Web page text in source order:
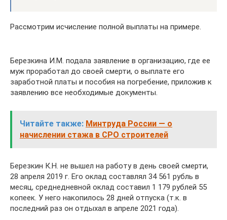
Рассмотрим исчисление полной выплаты на примере.
Березкина И.М. подала заявление в организацию, где ее
муж проработал до своей смерти, о выплате его
заработной платы и пособия на погребение, приложив к
заявлению все необходимые документы.
Читайте также: Минтруда России — о
начислении стажа в СРО строителей
Березкин К.Н. не вышел на работу в день своей смерти,
28 апреля 2019 г. Его оклад составлял 34 561 рубль в
месяц, среднедневной оклад составил 1 179 рублей 55
копеек. У него накопилось 28 дней отпуска (т.к. в
последний раз он отдыхал в апреле 2021 года).